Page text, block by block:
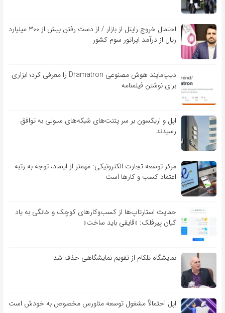
احتمال خروج رایتل از بازار / از دست رفتن بیش از ۳۰۰ میلیارد
ریال از درآمد اپراتور سوم کشور
دیپ‌مایند هوش مصنوعی Dramatron را معرفی کرد؛ ابزاری
برای نوشتن فیلمنامه
اپل و اریکسون بر سر پتنت‌های شبکه‌های سلولی به توافق
رسیدند
مرکز توسعه تجارت الکترونیکی: مهمتر از اینماد، توجه به رتبه
اعتماد کسب و کارها است
حمایت استارتاپ‌ها از کسب‌وکارهای کوچک و خانگی به یاد
کیان پیرفلک: «قایقی باید ساخت»
نمایشگاه تلکام از تقویم نمایشگاهی حذف شد
اپل احتمالاً مشغول توسعه متاورس مخصوص به خودش است